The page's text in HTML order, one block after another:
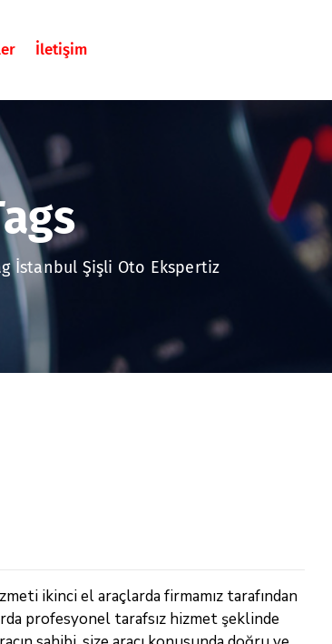
İletişim
İstanbul Şişli Oto Ekspertiz
ikinci el araçlarda firmamız tarafından
profesyonel tarafsız hizmet şeklinde